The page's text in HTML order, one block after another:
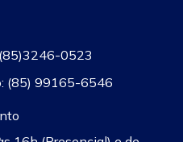
0523
(85) 99165-6546